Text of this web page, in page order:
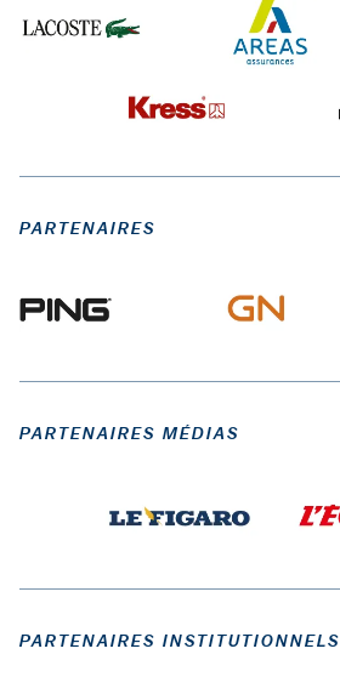
PARTENAIRES
PARTENAIRES MÉDIAS
PARTENAIRES INSTITUTIONNELS